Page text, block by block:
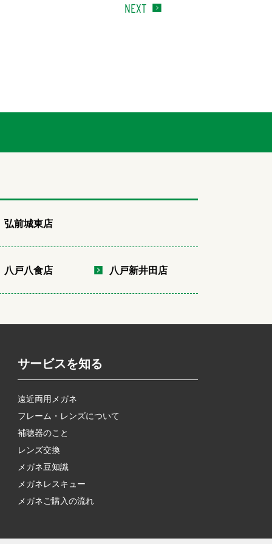
NEXT
弘前城東店
八戸八食店 八戸新井田店
サービスを知る
遠近両用メガネ
フレーム・レンズについて
補聴器のこと
レンズ交換
メガネ豆知識
メガネレスキュー
メガネご購入の流れ